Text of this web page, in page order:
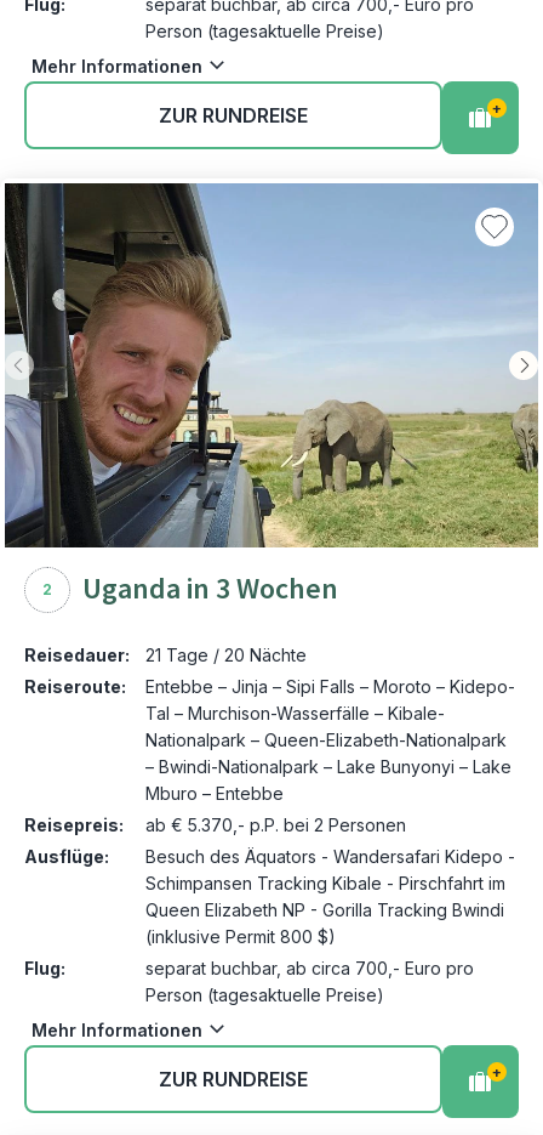
Flug:
separat buchbar, ab circa 700,- Euro pro
Person (tagesaktuelle Preise)
Mehr Informationen
ZUR RUNDREISE +
2 Uganda in 3 Wochen
Reisedauer:
21 Tage / 20 Nächte
Reiseroute:
Entebbe – Jinja – Sipi Falls – Moroto – Kidepo-
Tal – Murchison-Wasserfälle – Kibale-
Nationalpark – Queen-Elizabeth-Nationalpark
– Bwindi-Nationalpark – Lake Bunyonyi – Lake
Mburo – Entebbe
Reisepreis:
ab € 5.370,- p.P. bei 2 Personen
Ausflüge:
Besuch des Äquators - Wandersafari Kidepo -
Schimpansen Tracking Kibale - Pirschfahrt im
Queen Elizabeth NP - Gorilla Tracking Bwindi
(inklusive Permit 800 $)
Flug:
separat buchbar, ab circa 700,- Euro pro
Person (tagesaktuelle Preise)
Mehr Informationen
ZUR RUNDREISE +